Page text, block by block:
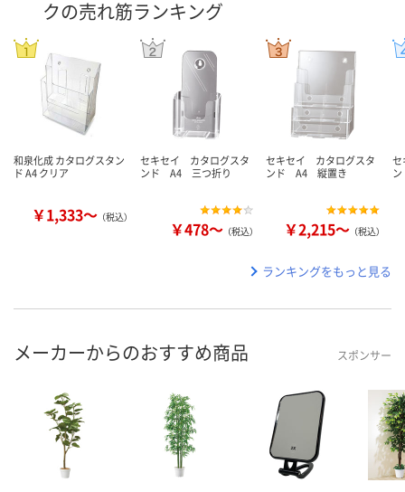
クの売れ筋ランキング
和泉化成 カタログスタン
ド A4 クリア
￥1,333～ （税込）
セキセイ カタログスタ
ンド A4 三つ折り
￥478～ （税込）
セキセイ カタログスタ
ンド A4 縦置き
￥2,215～ （税込）
ランキングをもっと見る
メーカーからのおすすめ商品 スポンサー